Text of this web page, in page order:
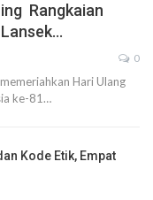
Rangkaian
0
Hari Ulang
ke-81…
Kode Etik, Empat